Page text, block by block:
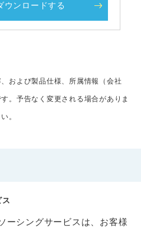
ウンロードする
および製品仕様、所属情報（会社
。予告なく変更される場合がありま
。
ス
ーシングサービスは、お客様